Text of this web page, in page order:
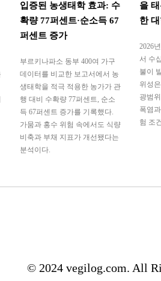
입증된 농생태학 효과: 수
확량 77퍼센트·순소득 67
퍼센트 증가
부르키나파소 동부 400여 가구
데이터를 비교한 보고서에서 농
생태학을 적극 적용한 농가가 관
행 대비 수확량 77퍼센트, 순소
득 67퍼센트 증가를 기록했다.
가뭄과 홍수 위험 속에서도 식량
비축과 부채 지표가 개선됐다는
분석이다.
을
한
2026
서 수
불이
위성
광범
폭염
험 조
© 2024 vegilog.com. All